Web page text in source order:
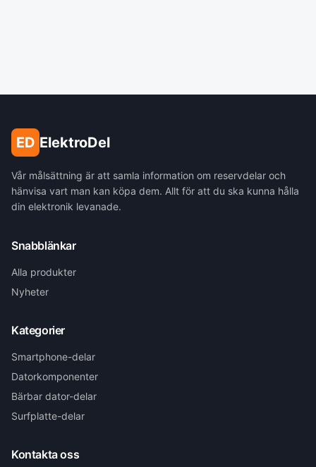
ED ElektroDel
Vår målsättning är att samla information om reservdelar och
hänvisa vart man kan köpa dem. Allt för att du ska kunna hålla
din elektronik levanade.
Snabblänkar
Alla produkter
Nyheter
Kategorier
Smartphone-delar
Datorkomponenter
Bärbar dator-delar
Surfplatte-delar
Kontakta oss